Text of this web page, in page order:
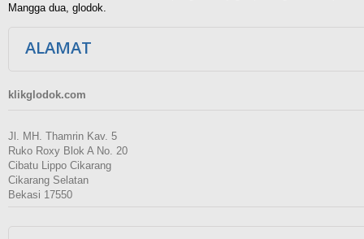
Mangga dua, glodok.
ALAMAT
klikglodok.com
Jl. MH. Thamrin Kav. 5
Ruko Roxy Blok A No. 20
Cibatu Lippo Cikarang
Cikarang Selatan
Bekasi 17550